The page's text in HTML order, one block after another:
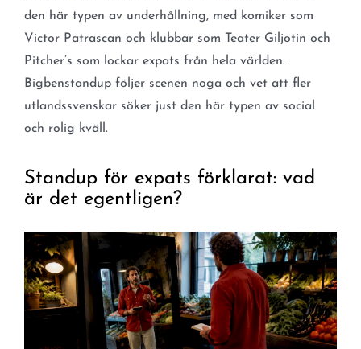
den här typen av underhållning, med komiker som
Victor Patrascan och klubbar som Teater Giljotin och
Pitcher’s som lockar expats från hela världen.
Bigbenstandup följer scenen noga och vet att fler
utlandssvenskar söker just den här typen av social
och rolig kväll.
Standup för expats förklarat: vad
är det egentligen?